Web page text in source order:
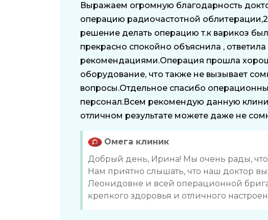
Выражаем огромную благодарность
операцию радиочастотной
решение делать операцию т.к варикоз
прекрасно спокойно объяснила ,
рекомендациями.Операция прошла
оборудование, что также не вызывает
вопросы.Отдельное спасибо
персонал.Всем рекомендую данную
отличном результате можете даже не
Омега клиник
Добрый день, Ирина! Мы очень рады,
Нам приятно слышать, что наш доктор
Леонидовне и всей операционной
крепкого здоровья и отличного